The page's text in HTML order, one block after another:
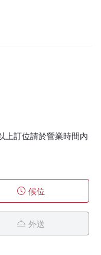
訂位請於營業時間內
候位
外送